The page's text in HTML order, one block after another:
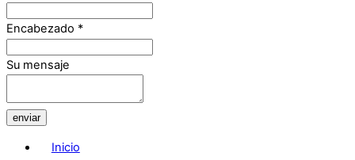
Encabezado *
Su mensaje
enviar
Inicio